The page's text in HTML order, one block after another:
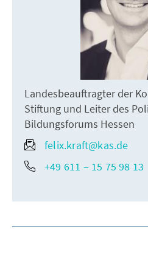
Landesbeauftragter der
Stiftung und Leiter des
Bildungsforums Hessen
felix.kraft@kas.de
+49 611 – 15 75 98 13